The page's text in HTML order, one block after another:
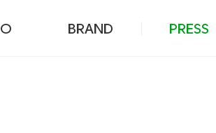
BRAND PRESS